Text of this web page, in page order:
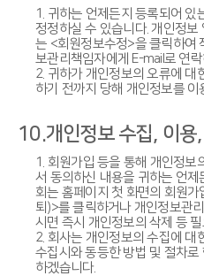
1. 귀하는 언제든지 등록되어
정정하실 수 있습니다. 개인정보
는 <회원정보수정>을 클릭하여
보관리책임자에게 E-mail로 연
2. 귀하가 개인정보의 오류에 대
하기 전까지 당해 개인정보를 이
10.개인정보 수집, 이용
1. 회원가입 등을 통해 개인정보
서 동의하신 내용을 귀하는 언
회는 홈페이지 첫 화면의 회원
퇴)>를 클릭하거나 개인정보관
시면 즉시 개인정보의 삭제 등
2. 회사는 개인정보의 수집에 대
수집시와 동등한 방법 및 절차
하겠습니다.